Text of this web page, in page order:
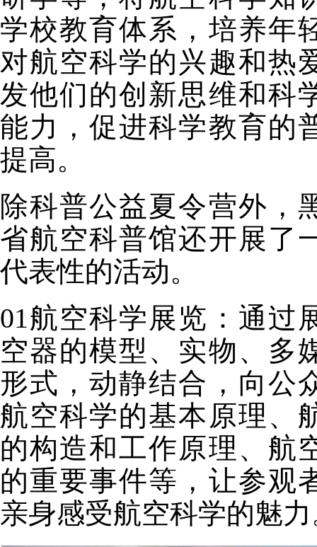
学校教育体系，培养年
对航空科学的兴趣和热
发他们的创新思维和科
能力，促进科学教育的
提高。
除科普公益夏令营外，
省航空科普馆还开展了
代表性的活动。
01航空科学展览： 通过
空器的模型、实物、多
形式，动静结合，向公
航空科学的基本原理、
的构造和工作原理、航
的重要事件等，让参观
亲身感受航空科学的魅